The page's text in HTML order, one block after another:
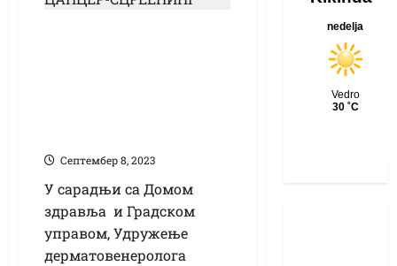
Септембер 8, 2023
У сарадњи са Домом
здравља и Градском
управом, Удружење
дерматовенеролога